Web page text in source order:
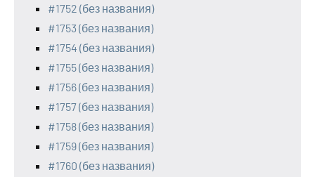
#1752 (без названия)
#1753 (без названия)
#1754 (без названия)
#1755 (без названия)
#1756 (без названия)
#1757 (без названия)
#1758 (без названия)
#1759 (без названия)
#1760 (без названия)